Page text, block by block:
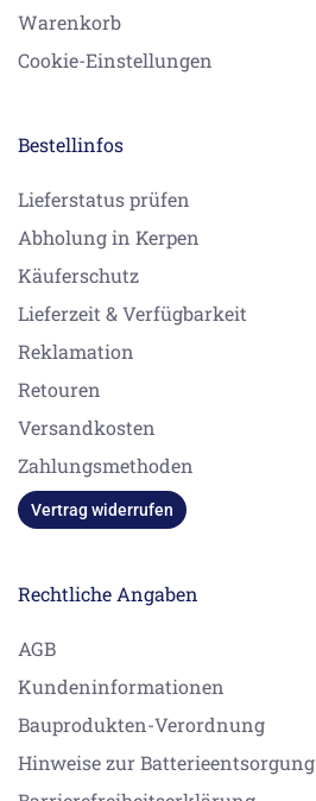
Warenkorb
Cookie-Einstellungen
Bestellinfos
Lieferstatus prüfen
Abholung in Kerpen
Käuferschutz
Lieferzeit & Verfügbarkeit
Reklamation
Retouren
Versandkosten
Zahlungsmethoden
Vertrag widerrufen
Rechtliche Angaben
AGB
Kundeninformationen
Bauprodukten-Verordnung
Hinweise zur Batterieentsorgung